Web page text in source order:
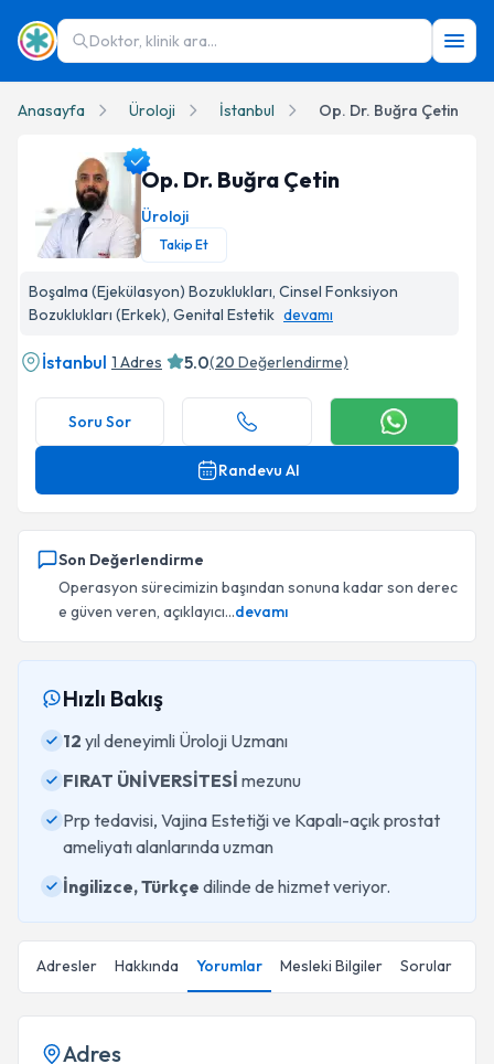
Doktor, klinik ara...
Anasayfa Üroloji İstanbul Op. Dr. Buğra Çetin
Op. Dr. Buğra Çetin
Üroloji
Takip Et
Boşalma (Ejekülasyon) Bozuklukları, Cinsel Fonksiyon
Bozuklukları (Erkek), Genital Estetik devamı
İstanbul 1 Adres 5.0(20 Değerlendirme)
Soru Sor
Randevu Al
Son Değerlendirme
Operasyon sürecimizin başından sonuna kadar son derec
e güven veren, açıklayıcı...devamı
Hızlı Bakış
12 yıl deneyimli Üroloji Uzmanı
FIRAT ÜNİVERSİTESİ mezunu
Prp tedavisi, Vajina Estetiği ve Kapalı-açık prostat
ameliyatı alanlarında uzman
İngilizce, Türkçe dilinde de hizmet veriyor.
Adresler Hakkında Yorumlar Mesleki Bilgiler Sorular
Adres